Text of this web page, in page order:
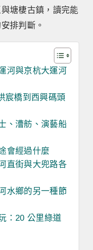
塘棲古鎮，讀完能
排判斷。
河與京杭大運河
宸橋到西興碼頭
、漕舫、演藝船
會經過什麼
直街與大兜路各
水鄉的另一種節
：20 公里綠道